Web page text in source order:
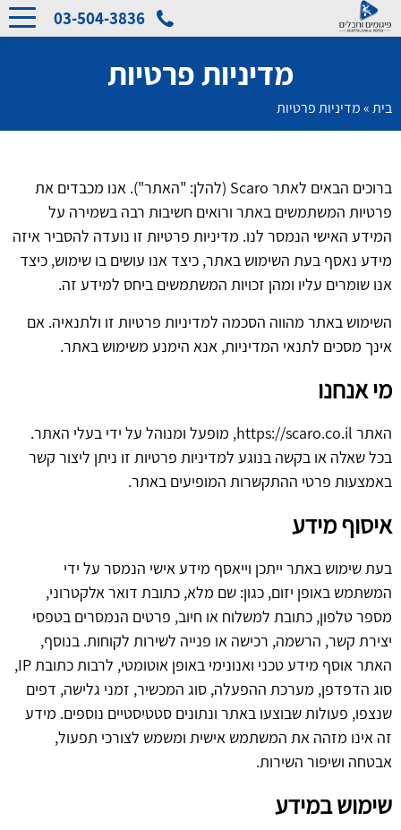
03-504-3836
מדיניות פרטיות
בית»מדיניות פרטיות
ברוכים הבאים לאתר Scaro (להלן: "האתר"). אנו מכבדים את
פרטיות המשתמשים באתר ורואים חשיבות רבה בשמירה על
המידע האישי הנמסר לנו. מדיניות פרטיות זו נועדה להסביר איזה
מידע נאסף בעת השימוש באתר, כיצד אנו עושים בו שימוש, כיצד
אנו שומרים עליו ומהן זכויות המשתמשים ביחס למידע זה.
השימוש באתר מהווה הסכמה למדיניות פרטיות זו ולתנאיה. אם
אינך מסכים לתנאי המדיניות, אנא הימנע משימוש באתר.
מי אנחנו
האתר https://scaro.co.il, מופעל ומנוהל על ידי בעלי האתר.
בכל שאלה או בקשה בנוגע למדיניות פרטיות זו ניתן ליצור קשר
באמצעות פרטי ההתקשרות המופיעים באתר.
איסוף מידע
בעת שימוש באתר ייתכן וייאסף מידע אישי הנמסר על ידי
המשתמש באופן יזום, כגון: שם מלא, כתובת דואר אלקטרוני,
מספר טלפון, כתובת למשלוח או חיוב, פרטים הנמסרים בטפסי
יצירת קשר, הרשמה, רכישה או פנייה לשירות לקוחות. בנוסף,
האתר אוסף מידע טכני ואנונימי באופן אוטומטי, לרבות כתובת IP,
סוג הדפדפן, מערכת ההפעלה, סוג המכשיר, זמני גלישה, דפים
שנצפו, פעולות שבוצעו באתר ונתונים סטטיסטיים נוספים. מידע
זה אינו מזהה את המשתמש אישית ומשמש לצורכי תפעול,
אבטחה ושיפור השירות.
שימוש במידע